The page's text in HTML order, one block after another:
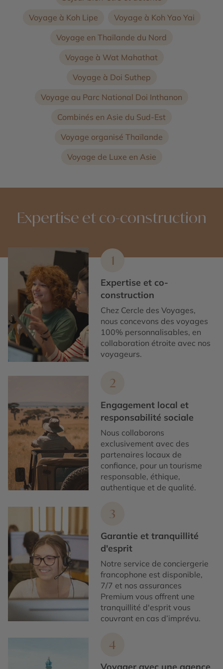
Voyage à Koh Lipe
Voyage à Koh Yao Yai
Voyage en Thaïlande du Nord
Voyage à Wat Mahathat
Voyage à Doi Suthep
Voyage au Parc National Doi Inthanon
Combinés en Asie du Sud-Est
Voyage organisé Thaïlande
Voyage de Luxe en Asie
Expertise et co-construction
1
Expertise et co-
construction
Chez Cercle des Voyages,
nous concevons des voyages
100% personnalisables, en
collaboration étroite avec nos
voyageurs.
2
Engagement local et
responsabilité sociale
Nous collaborons
exclusivement avec des
partenaires locaux de
confiance, pour un tourisme
responsable, éthique,
authentique et de qualité.
3
Garantie et tranquillité
d'esprit
Notre service de conciergerie
francophone est disponible,
7/7 et nos assurances
Premium vous offrent une
tranquillité d'esprit vous
couvrant en cas d’imprévu.
4